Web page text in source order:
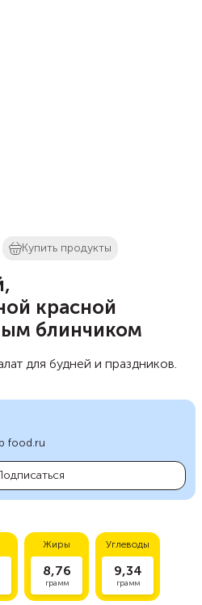
Купить продукты
красной
блинчиком
для будней и праздников.
food.ru
Жиры
8,76
грамм
Углеводы
9,34
грамм